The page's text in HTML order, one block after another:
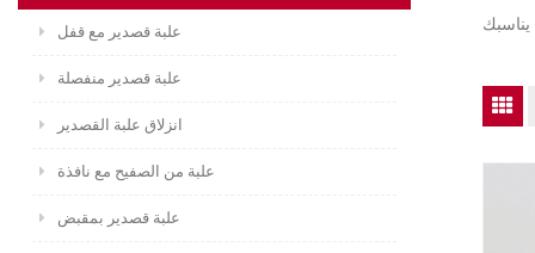
علبة قصدير مع قفل
علبة قصدير منفصلة
انزلاق علبة القصدير
علبة من الصفيح مع نافذة
علبة قصدير بمقبض